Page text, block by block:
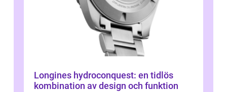
Longines hydroconquest: en tidlös
kombination av design och funktion